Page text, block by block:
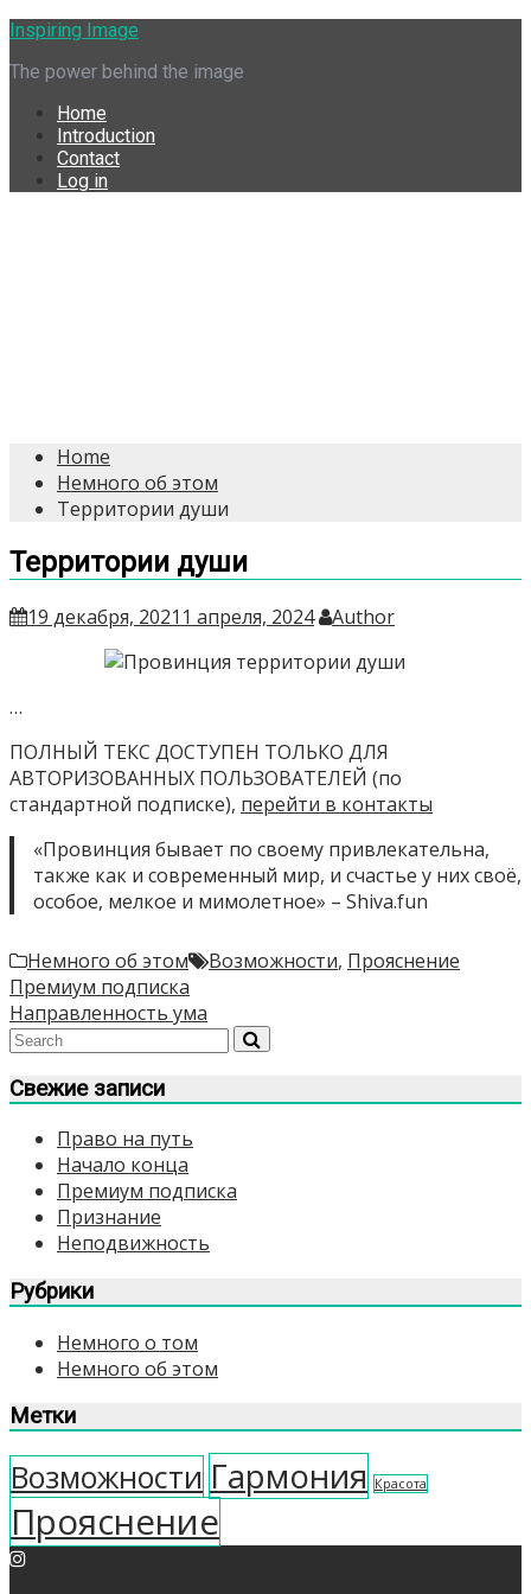
Skip
content
Inspiring Image
The power behind the image
Home
Introduction
Contact
Log in
Home
Немного об этом
Территории души
Территории души
19 декабря, 2021 1 апреля, 2024 Author
…
ПОЛНЫЙ ТЕКС ДОСТУПЕН ТОЛЬКО ДЛЯ
АВТОРИЗОВАННЫХ ПОЛЬЗОВАТЕЛЕЙ (по
стандартной подписке), перейти в контакты
«Провинция бывает по своему привлекательна,
также как и современный мир, и счастье у них своё,
особое, мелкое и мимолетное» – Shiva.fun
Немного об этом Возможности, Прояснение
Навигация
по
записям
Премиум подписка
Направленность ума
Свежие записи
Право на путь
Начало конца
Премиум подписка
Признание
Неподвижность
Рубрики
Немного о том
Немного об этом
Метки
Возможности Гармония Красота
Прояснение